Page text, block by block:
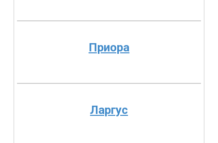
Приора
Ларгус